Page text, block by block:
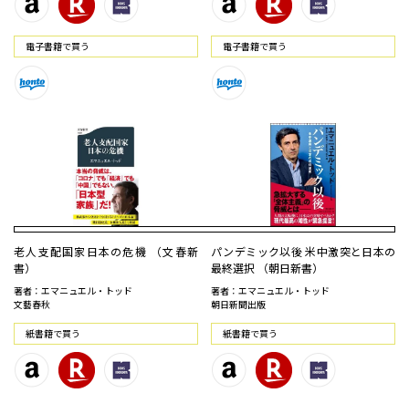
電⼦書籍で買う 電⼦書籍で買う
老人支配国家日本の危機 （文春新
書）
著者：エマニュエル・トッド
文藝春秋
紙書籍で買う
パンデミック以後 米中激突と日本の
最終選択 （朝日新書）
著者：エマニュエル・トッド
朝日新聞出版
紙書籍で買う